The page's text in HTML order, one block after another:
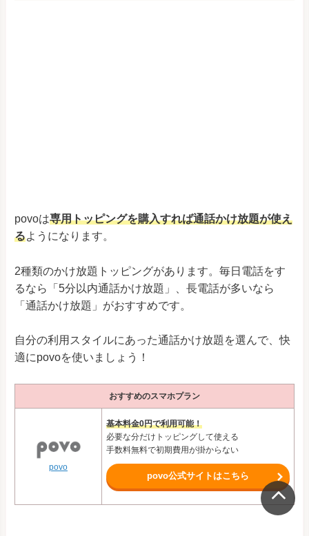
povoは専用トッピングを購入すれば通話かけ放題が使え
るようになります。
2種類のかけ放題トッピングがあります。毎日電話をす
るなら「5分以内通話かけ放題」、長電話が多いなら
「通話かけ放題」がおすすめです。
自分の利用スタイルにあった通話かけ放題を選んで、快
適にpovoを使いましょう！
おすすめのスマホプラン
povo
基本料金0円で利用可能！
必要な分だけトッピングして使える
手数料無料で初期費用が掛からない
povo公式サイトはこちら